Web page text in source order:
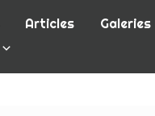
Articles Galeries